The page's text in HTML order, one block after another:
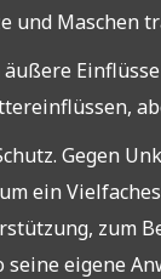
und Maschen
Gegen
ein
zum
seine eigene